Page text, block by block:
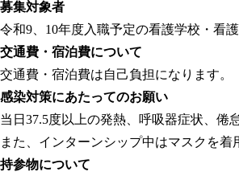
募集対象者
令和9、10年度入職予定の看護学校・看
交通費・宿泊費について
交通費・宿泊費は自己負担になります。
感染対策にあたってのお願い
当日37.5度以上の発熱、呼吸器症状、倦
また、インターンシップ中はマスクを着
持参物について